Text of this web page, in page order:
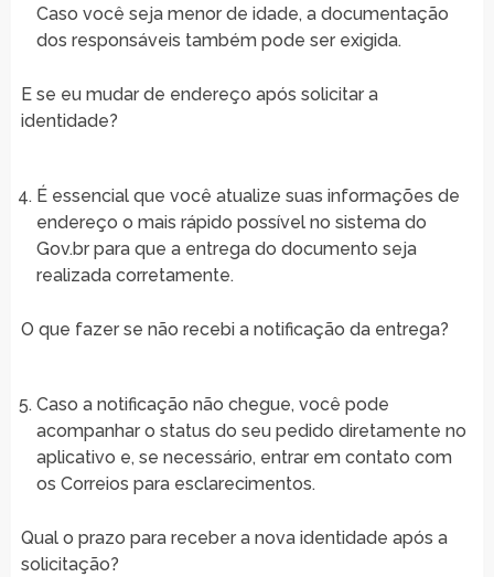
Caso você seja menor de idade, a documentação
dos responsáveis também pode ser exigida.
E se eu mudar de endereço após solicitar a
identidade?
É essencial que você atualize suas informações de
endereço o mais rápido possível no sistema do
Gov.br para que a entrega do documento seja
realizada corretamente.
O que fazer se não recebi a notificação da entrega?
Caso a notificação não chegue, você pode
acompanhar o status do seu pedido diretamente no
aplicativo e, se necessário, entrar em contato com
os Correios para esclarecimentos.
Qual o prazo para receber a nova identidade após a
solicitação?